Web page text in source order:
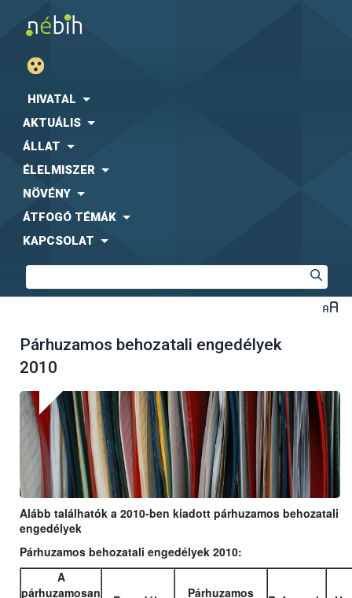
HIVATAL
AKTUÁLIS
ÁLLAT
ÉLELMISZER
NÖVÉNY
ÁTFOGÓ TÉMÁK
KAPCSOLAT
Párhuzamos behozatali engedélyek
2010
Alább találhatók a 2010-ben kiadott párhuzamos behozatali
engedélyek
Párhuzamos behozatali engedélyek 2010:
A
párhuzamosan
Párhuzamos